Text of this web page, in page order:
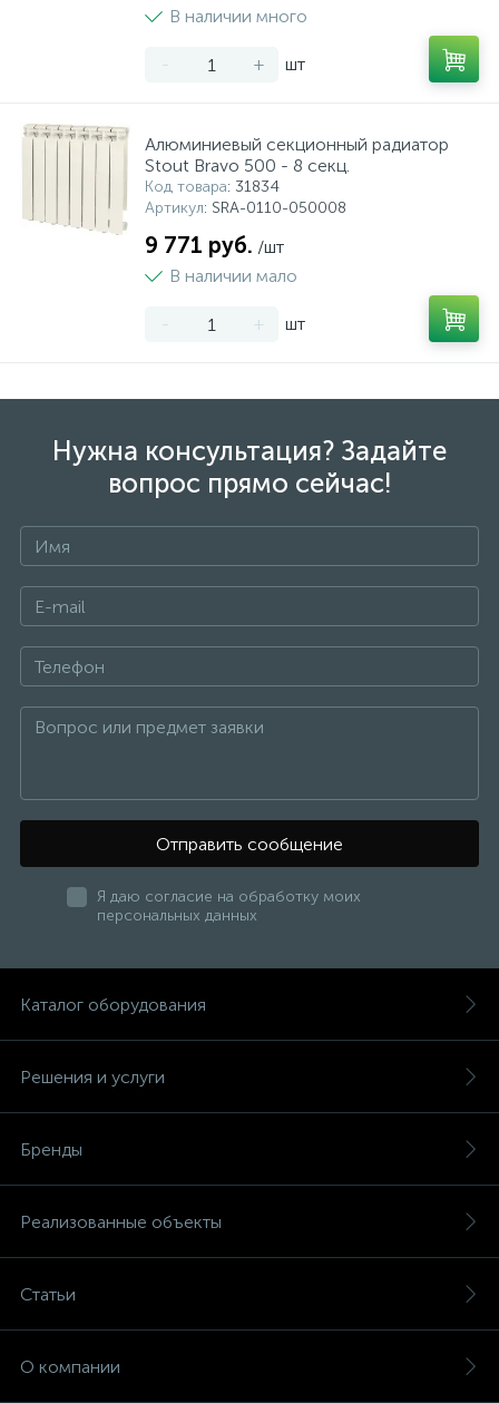
В наличии много
- + шт
Алюминиевый секционный радиатор
Stout Bravo 500 - 8 секц.
Код товара: 31834
Артикул: SRA-0110-050008
9 771 руб. /шт
В наличии мало
- + шт
Нужна консультация? Задайте
вопрос прямо сейчас!
Отправить сообщение
Я даю согласие на обработку моих
персональных данных
Каталог оборудования
Решения и услуги
Бренды
Реализованные объекты
Статьи
О компании